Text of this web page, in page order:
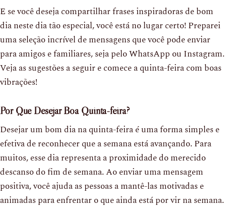
E se você deseja compartilhar frases inspiradoras de bom
dia neste dia tão especial, você está no lugar certo! Preparei
uma seleção incrível de mensagens que você pode enviar
para amigos e familiares, seja pelo WhatsApp ou Instagram.
Veja as sugestões a seguir e comece a quinta-feira com boas
vibrações!
Por Que Desejar Boa Quinta-feira?
Desejar um bom dia na quinta-feira é uma forma simples e
efetiva de reconhecer que a semana está avançando. Para
muitos, esse dia representa a proximidade do merecido
descanso do fim de semana. Ao enviar uma mensagem
positiva, você ajuda as pessoas a mantê-las motivadas e
animadas para enfrentar o que ainda está por vir na semana.